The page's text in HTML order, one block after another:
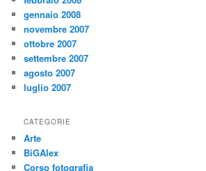
gennaio 2008
novembre 2007
ottobre 2007
settembre 2007
agosto 2007
luglio 2007
CATEGORIE
Arte
BiGAlex
Corso fotografia